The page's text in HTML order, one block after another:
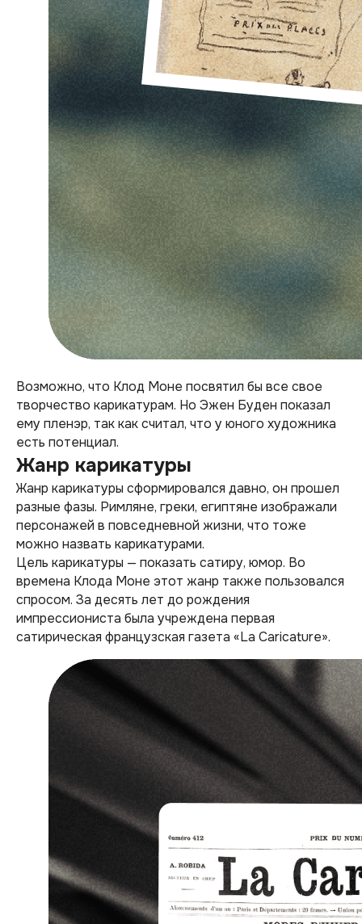
Возможно, что Клод Моне посвятил бы все свое
творчество карикатурам. Но Эжен Буден показал
ему пленэр, так как считал, что у юного художника
есть потенциал.
Жанр карикатуры
Жанр карикатуры сформировался давно, он прошел
разные фазы. Римляне, греки, египтяне изображали
персонажей в повседневной жизни, что тоже
можно назвать карикатурами.
Цель карикатуры — показать сатиру, юмор. Во
времена Клода Моне этот жанр также пользовался
спросом. За десять лет до рождения
импрессиониста была учреждена первая
сатирическая французская газета «La Caricature».